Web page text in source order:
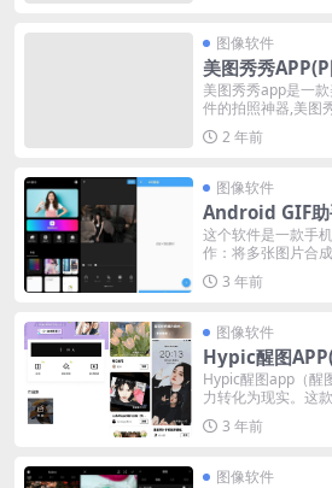
图像软件
美图秀秀
告修改版
美图秀秀app是一
件的拍照神器,美图
2 年前
图像软件
Android GIF助
版
这个软件是一款手
作：将多张图片合
3 年前
图像软件
Hypic醒图
p修改版
Hypic醒图app（醒
力转化为现实。这
3 年前
图像软件